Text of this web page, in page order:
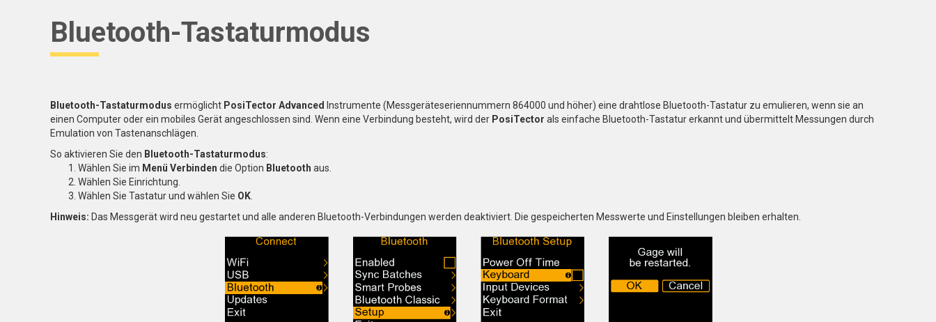
Bluetooth-Tastaturmodus
Bluetooth-Tastaturmodus ermöglicht PosiTector Advanced Instrumente (Messgeräteseriennummern 864000 und höher) eine drahtlose Bluetooth-Tastatur zu emulieren, wenn sie an
einen Computer oder ein mobiles Gerät angeschlossen sind. Wenn eine Verbindung besteht, wird der PosiTector als einfache Bluetooth-Tastatur erkannt und übermittelt Messungen durch
Emulation von Tastenanschlägen.
So aktivieren Sie den Bluetooth-Tastaturmodus:
Wählen Sie im Menü Verbinden die Option Bluetooth aus.
Wählen Sie Einrichtung.
Wählen Sie Tastatur und wählen Sie OK
Hinweis: Das Messgerät wird neu gestartet und alle anderen Bluetooth-Verbindungen werden deaktiviert. Die gespeicherten Messwerte und Einstellungen bleiben erhalten.